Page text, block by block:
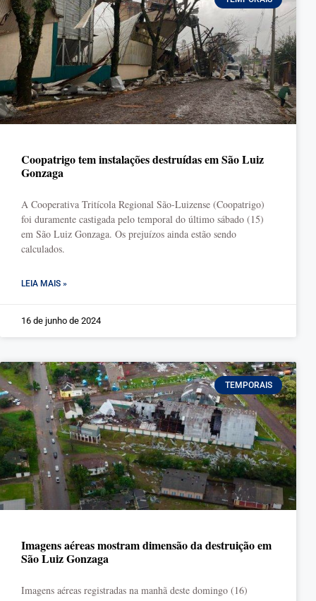
Coopatrigo tem instalações destruídas em São Luiz
Gonzaga
A Cooperativa Tritícola Regional São-Luizense (Coopatrigo)
foi duramente castigada pelo temporal do último sábado (15)
em São Luiz Gonzaga. Os prejuízos ainda estão sendo
calculados.
LEIA MAIS »
16 de junho de 2024
TEMPORAIS
Imagens aéreas mostram dimensão da destruição em
São Luiz Gonzaga
Imagens aéreas registradas na manhã deste domingo (16)